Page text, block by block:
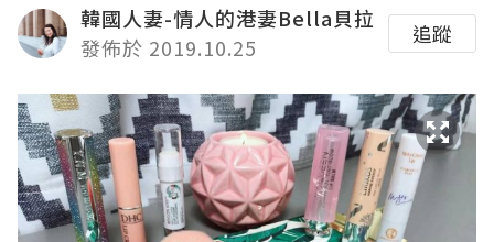
韓國人妻-情人的港妻Bella貝拉
發佈於 2019.10.25
追蹤